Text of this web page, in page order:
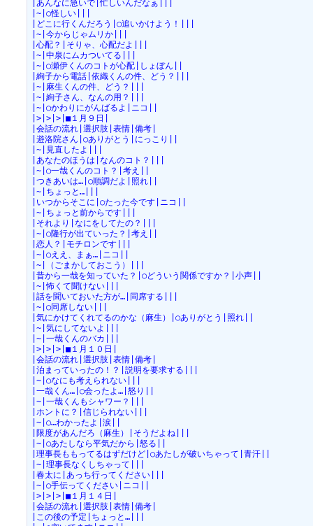
|あんなに急いで|忙しいんだなぁ|||
|~|○怪しい|||
|どこに行くんだろう|○追いかけよう！|||
|~|今からじゃムリか|||
|心配？|そりゃ、心配だよ|||
|~|中泉にムカついてる|||
|~|○瀬伊くんのコトが心配|しょぼん||
|絢子から電話|依織くんの件、どう？|||
|~|麻生くんの件、どう？|||
|~|絢子さん、なんの用？|||
|~|○かわりにがんばるよ|ニコ||
|>|>|>|■１月９日|
|会話の流れ|選択肢|表情|備考|
|遊洛院さん|○ありがとう|にっこり||
|~|見直したよ|||
|あなたのほうは|なんのコト？|||
|~|○一哉くんのコト？|考え||
|つきあいは…|○順調だよ|照れ||
|~|ちょっと…|||
|いつからそこに|○たった今です|ニコ||
|~|ちょっと前からです|||
|それより|なにをしてたの？|||
|~|○隆行が出ていった？|考え||
|恋人？|モチロンです|||
|~|○ええ、まぁ…|ニコ||
|~|（ごまかしておこう）|||
|昔から一哉を知っていた？|○どういう関係ですか？|小声||
|~|怖くて聞けない|||
|話を聞いておいた方が…|同席する|||
|~|○同席しない|||
|気にかけてくれてるのかな（麻生）|○ありがとう|照れ||
|~|気にしてないよ|||
|~|一哉くんのバカ|||
|>|>|>|■１月１０日|
|会話の流れ|選択肢|表情|備考|
|泊まっていったの！？|説明を要求する|||
|~|○なにも考えられない|||
|一哉くん…|○会ったよ…|怒り||
|~|一哉くんもシャワー？|||
|ホントに？|信じられない|||
|~|○…わかったよ|涙||
|限度があんだろ（麻生）|そうだよね|||
|~|○あたしなら平気だから|怒る||
|理事長ももってるはずだけど|○あたしが破いちゃって|青汗||
|~|理事長なくしちゃって|||
|春太に|あっち行ってください|||
|~|○手伝ってください|ニコ||
|>|>|>|■１月１４日|
|会話の流れ|選択肢|表情|備考|
|この後の予定|ちょっと…|||